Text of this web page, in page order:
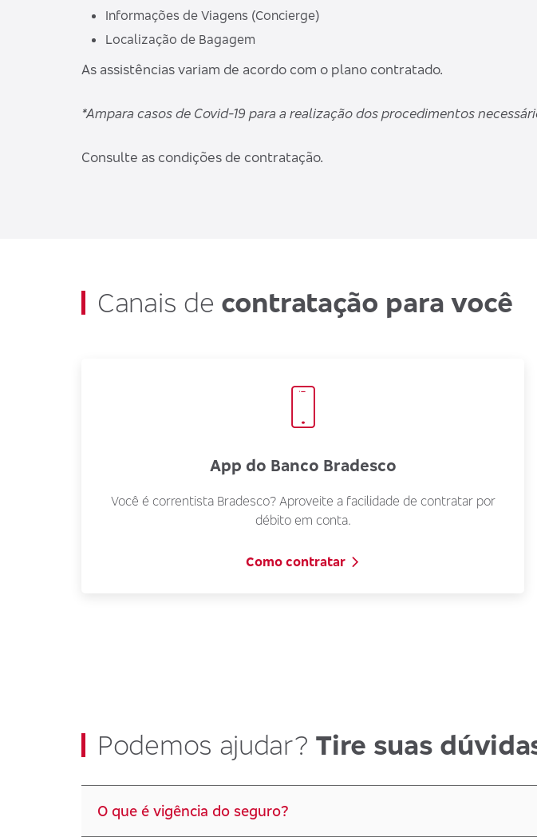
Informações de Viagens (Concierge)
Localização de Bagagem
As assistências variam de acordo com o plano contratado.
*Ampara casos de Covid-19 para a realização dos procedimentos
Consulte as condições de contratação.
Canais de contratação para você
App do Banco Bradesco
Você é correntista Bradesco? Aproveite a facilidade de contratar por
débito em conta.
Como contratar
Podemos ajudar? Tire suas
O que é vigência do seguro?